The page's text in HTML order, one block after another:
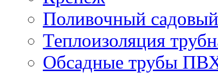
Поливочный
Теплоизоляция
Обсадные трубы